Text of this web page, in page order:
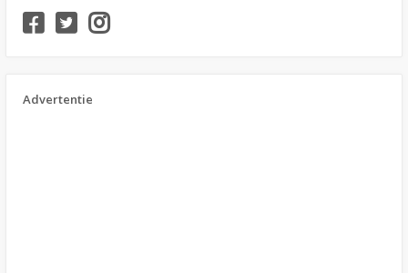
Advertentie